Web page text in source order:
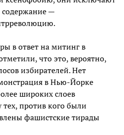
содержание —
в ответ на митинг в
что это, вероятно,
избирателей. Нет
в Нью-Йорке
широких слоев
тех, против кого были
фашистские тирады